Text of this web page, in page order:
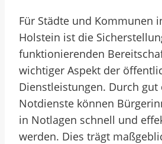
Für Städte und Kommunen
Holstein ist die
funktionierenden
wichtiger Aspekt der
Dienstleistungen. Durch
Notdienste können
in Notlagen schnell und
werden. Dies trägt